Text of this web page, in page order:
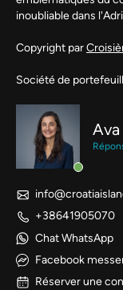
inoubliable dans
Copyright par
Société de
Ava
+38641905070
Chat WhatsApp
Facebook
Réserver une